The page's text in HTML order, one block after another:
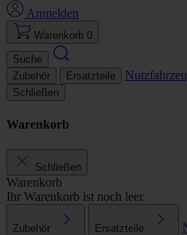
Anmelden
Warenkorb 0
Suche
Zubehör
Ersatzteile
Schließen
Warenkorb
Schließen
Warenkorb
Ihr Warenkorb ist noch leer.
Zubehör Ersatzteile